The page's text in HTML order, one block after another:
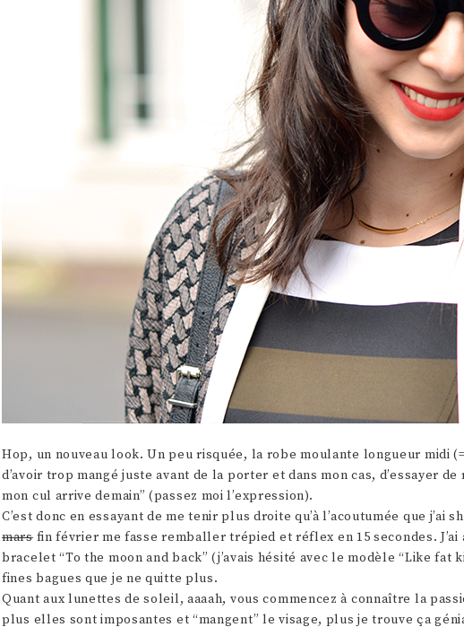
Hop, un nouveau look. Un peu risquée, la robe moulante longueur midi
d’avoir trop mangé juste avant de la porter et dans mon cas, d’essayer
mon cul arrive demain” (passez moi l’expression).
C’est donc en essayant de me tenir plus droite qu’à l’acoutumée que
marsfin février me fasse remballer trépied et réflex en 15 secondes.
bracelet “To the moon and back” (j’avais hésité avec le modèle “Like
fines bagues que je ne quitte plus.
Quant aux lunettes de soleil, aaaah, vous commencez à connaître la
plus elles sont imposantes et “mangent” le visage, plus je trouve ça